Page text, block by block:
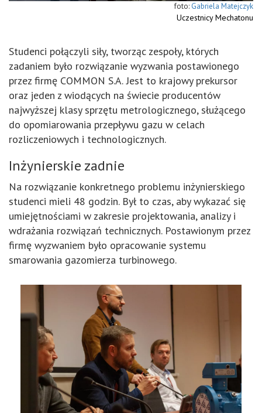
Gabriela Matejczyk
Uczestnicy Mechatonu
Studenci połączyli siły, tworząc zespoły, których
zadaniem było rozwiązanie wyzwania postawionego
przez firmę COMMON S.A. Jest to krajowy prekursor
oraz jeden z wiodących na świecie producentów
najwyższej klasy sprzętu metrologicznego, służącego
do opomiarowania przepływu gazu w celach
rozliczeniowych i technologicznych.
Inżynierskie zadnie
Na rozwiązanie konkretnego problemu inżynierskiego
studenci mieli 48 godzin. Był to czas, aby wykazać się
umiejętnościami w zakresie projektowania, analizy i
wdrażania rozwiązań technicznych. Postawionym przez
firmę wyzwaniem było opracowanie systemu
smarowania gazomierza turbinowego.